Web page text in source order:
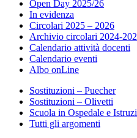
Open Day 2025/26
In evidenza
Circolari 2025 – 2026
Archivio circolari 2024-
Calendario attività docenti
Calendario eventi
Albo onLine
Sostituzioni – Puecher
Sostituzioni – Olivetti
Scuola in Ospedale e
Tutti gli argomenti